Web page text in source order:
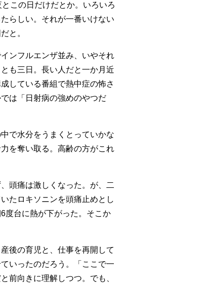
この日だけだとか。いろいろ
らしい。それが一番いけない
と。
ンフルエンザ並み、いやそれ
も三日。長い人だと一か月近
している番組で熱中症の怖さ
は「日射病の強めのやつだ
で水分をうまくとっていかな
を奪い取る。高齢の方がこれ
頭痛は激しくなった。が、二
たロキソニンを頭痛止めとし
度台に熱が下がった。そこか
後の育児と、仕事を再開して
いったのだろう。「ここで一
前向きに理解しつつ。でも、